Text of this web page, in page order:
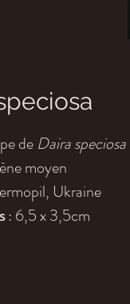
de Daira speciosa
moyen
Ukraine
: 6,5 x 3,5cm